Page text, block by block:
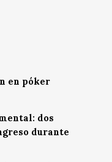
en póker
dos
durante